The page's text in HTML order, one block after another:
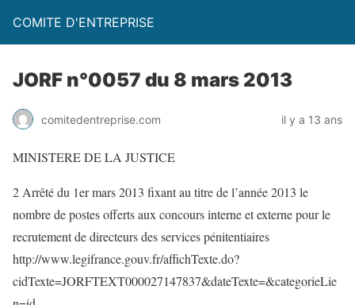
COMITE D'ENTREPRISE
JORF n°0057 du 8 mars 2013
comitedentreprise.com il y a 13 ans
MINISTERE DE LA JUSTICE
2 Arrêté du 1er mars 2013 fixant au titre de l’année 2013 le
nombre de postes offerts aux concours interne et externe pour le
recrutement de directeurs des services pénitentiaires
http://www.legifrance.gouv.fr/affichTexte.do?
cidTexte=JORFTEXT000027147837&dateTexte=&categorieLie